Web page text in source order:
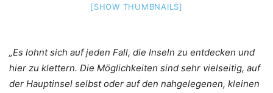
[SHOW THUMBNAILS]
„Es lohnt sich auf jeden Fall, die Inseln zu entdecken und
hier zu klettern. Die Möglichkeiten sind sehr vielseitig, auf
der Hauptinsel selbst oder auf den nahgelegenen, kleinen